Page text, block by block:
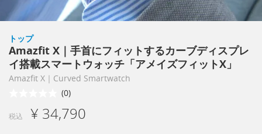
トップ
Amazfit X｜手首にフィットするカーブディスプレ
イ搭載スマートウォッチ「アメイズフィットX」
Amazfit X｜Curved Smartwatch
(0)
税込 ¥ 34,790